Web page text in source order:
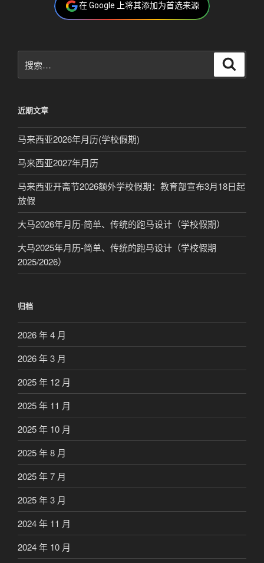
在 Google 上将其添加为首选来源
索：
近期文章
马来西亚2026年月历(学校假期)
马来西亚2027年月历
马来西亚开斋节2026额外学校假期：教育部宣布3月18日起
放假
大马2026年月历-简单、传统的跑马设计（学校假期）
大马2025年月历-简单、传统的跑马设计（学校假期
2025/2026）
归档
2026 年 4 月
2026 年 3 月
2025 年 12 月
2025 年 11 月
2025 年 10 月
2025 年 8 月
2025 年 7 月
2025 年 3 月
2024 年 11 月
2024 年 10 月